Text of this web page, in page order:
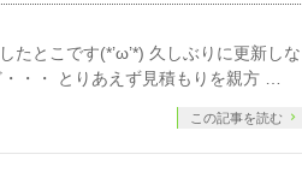
たとこです(*’ω’*) 久しぶりに更新しな
・・ とりあえず見積もりを親方 …
この記事を読む